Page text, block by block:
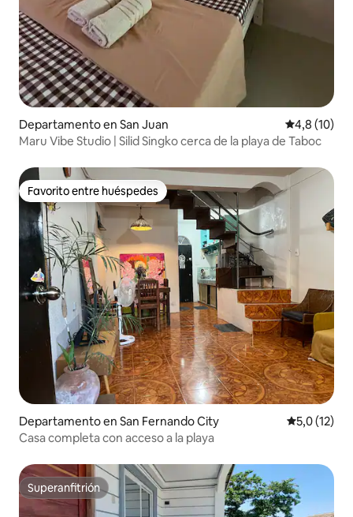
Departamento en San Juan Calificación
4,8 (10)
Maru Vibe Studio | Silid Singko cerca de la playa de Taboc
Favorito entre huéspedes
Favorito entre huéspedes
Departamento en San Fernando City Calificación
5,0 (12)
Casa completa con acceso a la playa
Superanfitrión
Superanfitrión